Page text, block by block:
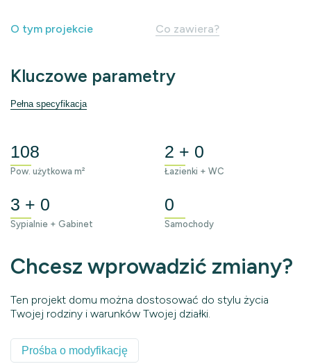
O tym projekcie Co zawiera?
Kluczowe parametry
Pełna specyfikacja
108
Pow. użytkowa m²
2 + 0
Łazienki + WC
3 + 0
Sypialnie + Gabinet
0
Samochody
Chcesz wprowadzić zmiany?
Ten projekt domu można dostosować do stylu życia
Twojej rodziny i warunków Twojej działki.
Prośba o modyfikację